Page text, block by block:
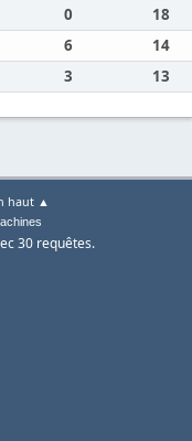
0
18
6
14
3 13
haut ▲
30 requêtes.